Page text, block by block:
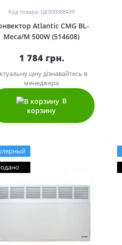
Код товара: ЦК000088439
Atlantic CMG BL-
Meca/M 500W (514608)
1 784 грн.
ціну дізнавайтесь в
менеджера
В
корзину